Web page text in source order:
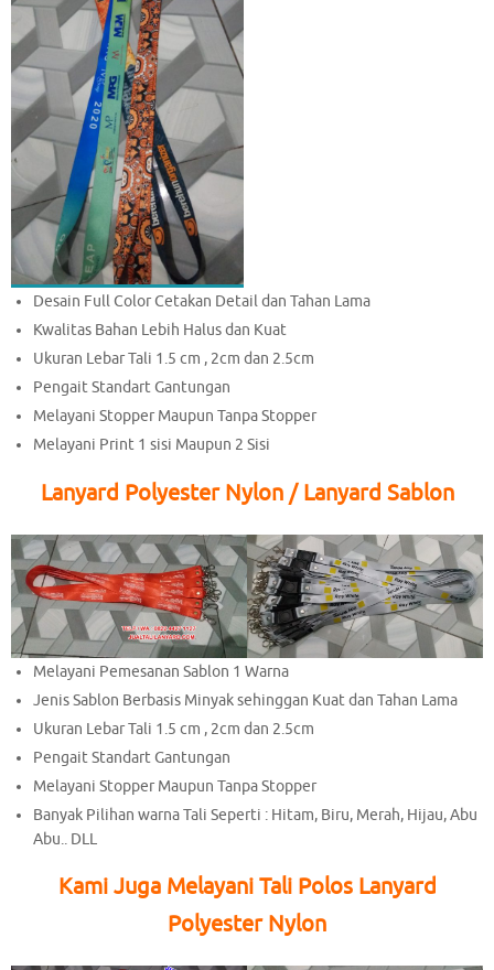
Desain Full Color Cetakan Detail dan Tahan Lama
Kwalitas Bahan Lebih Halus dan Kuat
Ukuran Lebar Tali 1.5 cm , 2cm dan 2.5cm
Pengait Standart Gantungan
Melayani Stopper Maupun Tanpa Stopper
Melayani Print 1 sisi Maupun 2 Sisi
Lanyard Polyester Nylon / Lanyard Sablon
Melayani Pemesanan Sablon 1 Warna
Jenis Sablon Berbasis Minyak sehinggan Kuat dan Tahan Lama
Ukuran Lebar Tali 1.5 cm , 2cm dan 2.5cm
Pengait Standart Gantungan
Melayani Stopper Maupun Tanpa Stopper
Banyak Pilihan warna Tali Seperti : Hitam, Biru, Merah, Hijau, Abu
Abu.. DLL
Kami Juga Melayani Tali Polos Lanyard
Polyester Nylon